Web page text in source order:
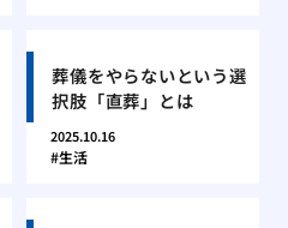
葬儀をやらないという選
択肢「直葬」とは
2025.10.16
生活